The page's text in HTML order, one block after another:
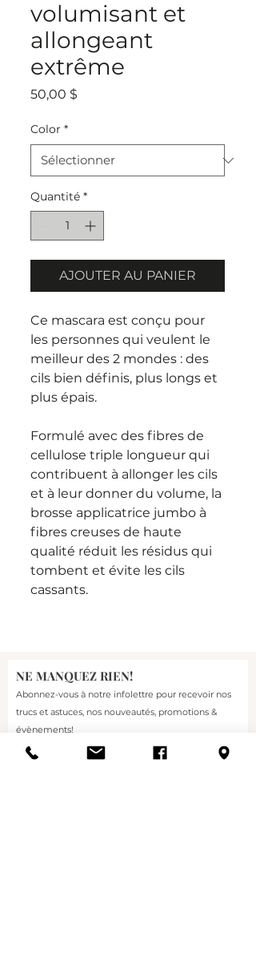
volumisant et
allongeant
extrême
50,00 $
Color *
Quantité *
AJOUTER AU PANIER
Ce mascara est conçu pour
les personnes qui veulent le
meilleur des 2 mondes : des
cils bien définis, plus longs et
plus épais.
Formulé avec des fibres de
cellulose triple longueur qui
contribuent à allonger les cils
et à leur donner du volume, la
brosse applicatrice jumbo à
fibres creuses de haute
qualité réduit les résidus qui
tombent et évite les cils
cassants.
jusqu'à la dernière goutte!
Couleurs disponibles :
Black ice
Expresso
NE MANQUEZ RIEN!
Abonnez-vous à notre infolettre pour recevoir nos
trucs et astuces, nos nouveautés, promotions &
évènements!
Courriel